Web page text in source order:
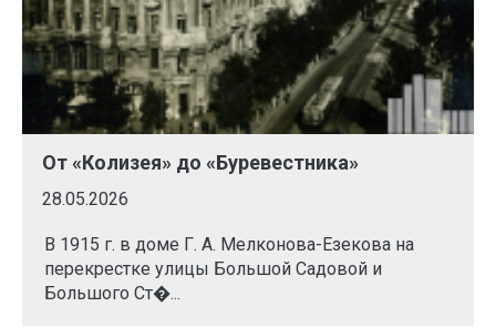
От «Колизея» до «Буревестника»
28.05.2026
В 1915 г. в доме Г. А. Мелконова-Езекова на
перекрестке улицы Большой Садовой и
Большого Ст�...